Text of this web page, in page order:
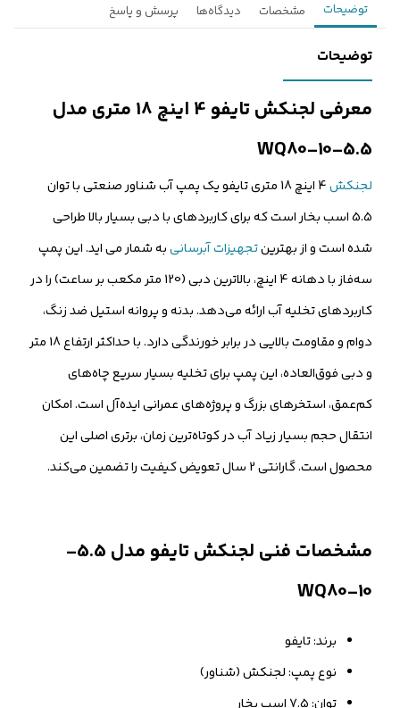
تماس می‌گیرند.
ثبت درخواست مشاوره رایگان
توضیحات مشخصات دیدگاه‌ها پرسش و پاسخ
توضیحات
معرفی لجنکش تایفو 4 اینچ 18 متری مدل
5.5-WQ80-10
لجنکش
4 اینچ 18 متری تایفو یک پمپ آب شناور صنعتی با توان
5.5 اسب بخار است که برای کاربردهای با دبی بسیار بالا طراحی
شده است و از بهترینتجهیزات آبرسانیبه شمار می اید. این پمپ
سه‌فاز با دهانه 4 اینچ، بالاترین دبی (120 متر مکعب بر ساعت) را در
کاربردهای تخلیه آب ارائه می‌دهد. بدنه و پروانه استیل ضد زنگ،
دوام و مقاومت بالایی در برابر خورندگی دارد. با حداکثر ارتفاع 18 متر
و دبی فوق‌العاده، این پمپ برای تخلیه بسیار سریع چاه‌های
کم‌عمق، استخرهای بزرگ و پروژه‌های عمرانی ایده‌آل است. امکان
انتقال حجم بسیار زیاد آب در کوتاه‌ترین زمان، برتری اصلی این
محصول است. گارانتی 2 سال تعویض کیفیت را تضمین می‌کند.
مشخصات فنی لجنکش تایفو مدل 5.5-
WQ80-10
برند: تایفو
نوع پمپ: لجنکش (شناور)
توان: 7.5 اسب بخار